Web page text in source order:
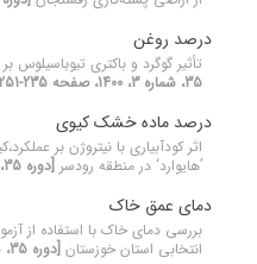
درصد روغن
تأثیر گوگرد و باکتری
35، شماره 3، 1400، صفحه 235-251]
درصد ماده خشک کیوی
اثر کود‌آبیاری با نیتروژن بر
’هایوارد‘ در منطقه رودسر [دوره 35، شماره 1، 1400، صفحه 1-14]
دمای عمق خاک
بررسی دمای خاک با استفاده از
انتخابی استان خوزستان [دوره 35، شماره 4، 1400، صفحه 429-443]